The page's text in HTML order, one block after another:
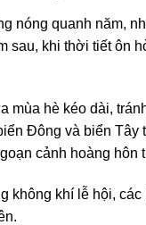
nóng quanh năm,
sau, khi thời tiết ôn
mùa hè kéo dài,
Đông và biển
cảnh hoàng hôn
khí lễ hội,